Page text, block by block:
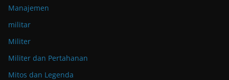
Manajemen
militar
Militer
Militer dan Pertahanan
Mitos dan Legenda